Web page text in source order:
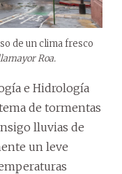
de un clima fresco
Roa.
e Hidrología
de tormentas
lluvias de
un leve